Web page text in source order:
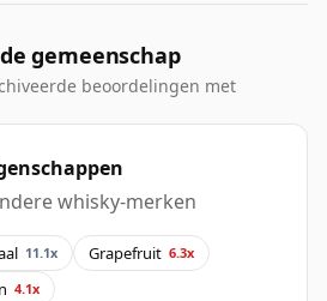
gemeenschap
beoordelingen met
whisky-merken
11.1x Grapefruit 6.3x
4.1x